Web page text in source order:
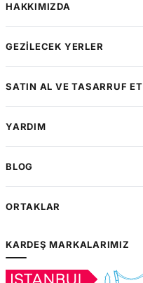
HAKKIMIZDA
GEZILECEK YERLER
SATIN AL VE TASARRUF ET
YARDIM
BLOG
ORTAKLAR
KARDEŞ MARKALARIMIZ